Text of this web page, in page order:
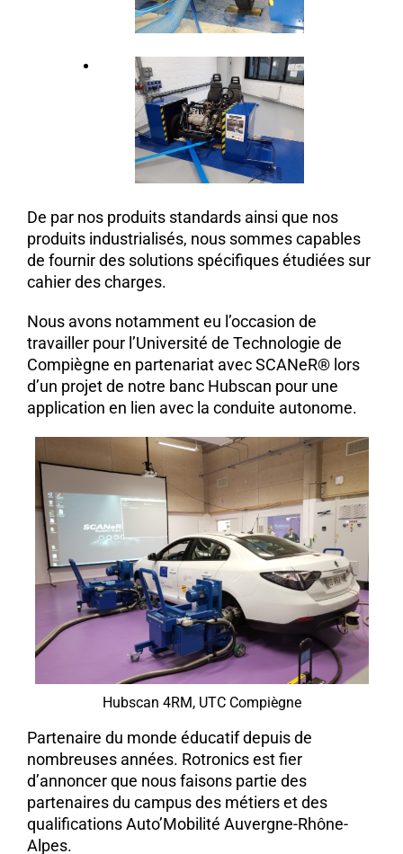
De par nos produits standards ainsi que nos
produits industrialisés, nous sommes capables
de fournir des solutions spécifiques étudiées sur
cahier des charges.
Nous avons notamment eu l’occasion de
travailler pour l’Université de Technologie de
Compiègne en partenariat avec SCANeR® lors
d’un projet de notre banc Hubscan pour une
application en lien avec la conduite autonome.
Hubscan 4RM, UTC Compiègne
Partenaire du monde éducatif depuis de
nombreuses années. Rotronics est fier
d’annoncer que nous faisons partie des
partenaires du campus des métiers et des
qualifications Auto’Mobilité Auvergne-Rhône-
Alpes.